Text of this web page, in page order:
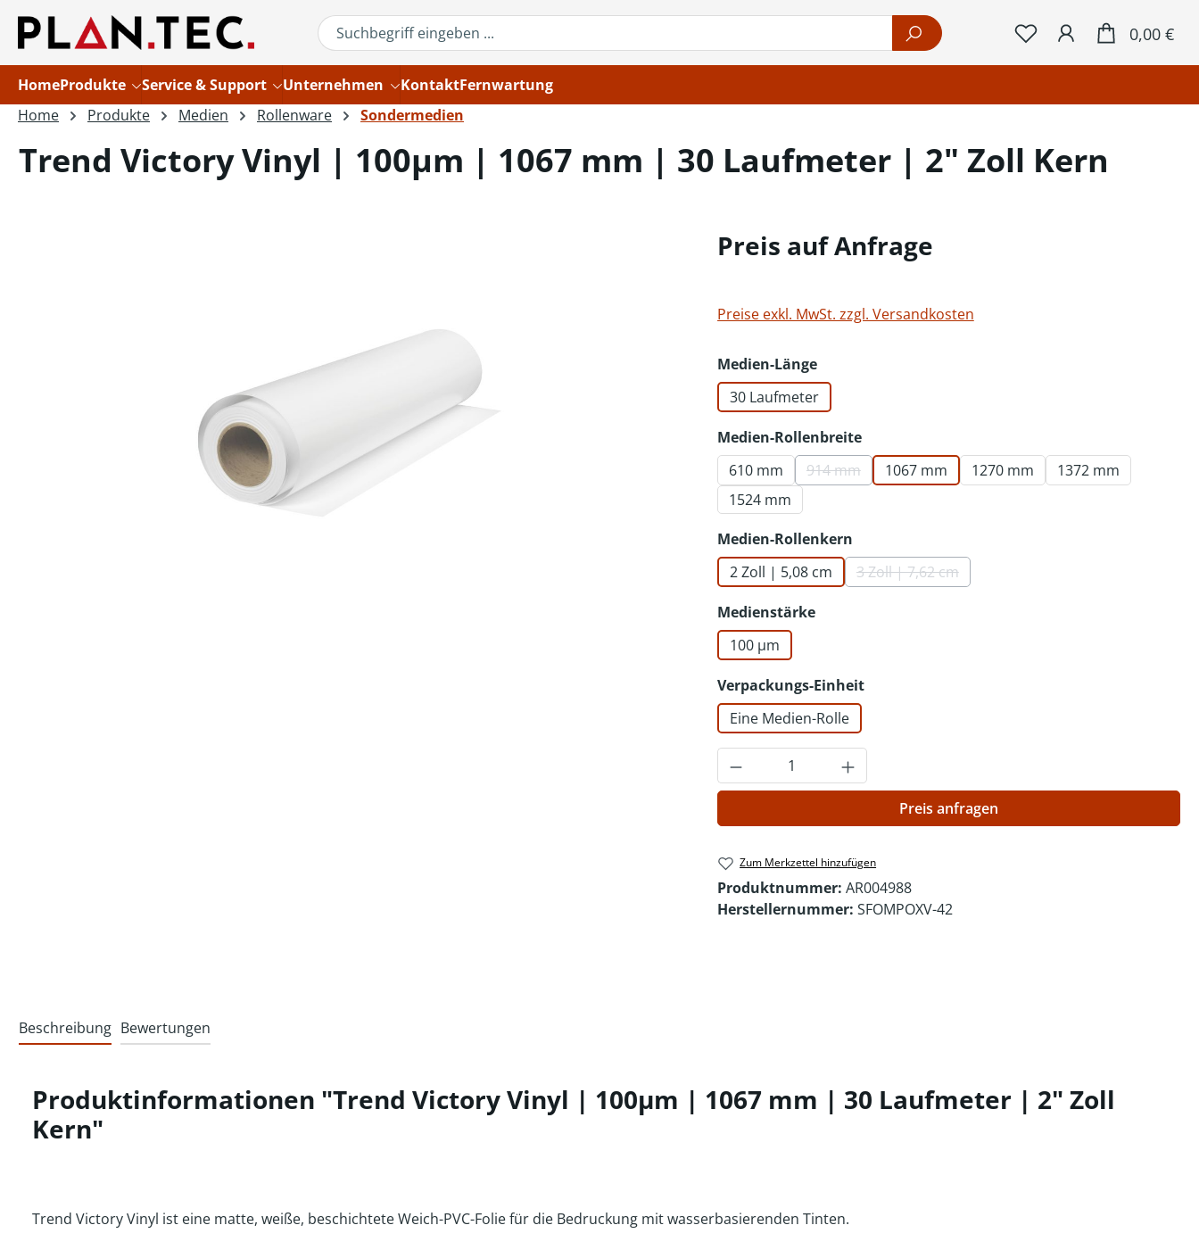
Hauptinhalt springen
Zur Suche springen
0,00 €
HomeProdukte Service & Support Unternehmen KontaktFernwartung
Home
Produkte Medien Rollenware Sondermedien
Trend Victory Vinyl | 100µm | 1067 mm | 30 Laufmeter | 2" Zoll Kern
Preis auf Anfrage
Preise exkl. MwSt. zzgl. Versandkosten
Medien-Längeauswählen
30 Laufmeter
Medien-Rollenbreiteauswählen
610 mm
914 mm(Diese Option ist zurzeit nicht verfügbar.)
1067 mm 1270 mm
1372 mm
1524 mm
Medien-Rollenkernauswählen
2 Zoll | 5,08 cm
3 Zoll | 7,62 cm(Diese Option ist zurzeit nicht verfügbar.)
Medienstärkeauswählen
100 µm
Verpackungs-Einheitauswählen
Eine Medien-Rolle
Produkt Anzahl: Gib den gewünschten Wert
Preis anfragen
Zum Merkzettel hinzufügen
Produktnummer: AR004988
Herstellernummer: SFOMPOXV-42
Beschreibung Bewertungen
Produktinformationen "Trend Victory Vinyl | 100µm | 1067 mm | 30 Laufmeter | 2" Zoll
Kern"
Trend Victory Vinyl ist eine matte, weiße, beschichtete Weich-PVC-Folie für die Bedruckung mit wasserbasierenden Tinten.